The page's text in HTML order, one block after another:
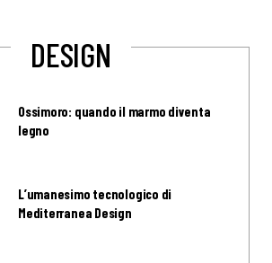
DESIGN
Ossimoro: quando il marmo diventa
legno
L’umanesimo tecnologico di
Mediterranea Design